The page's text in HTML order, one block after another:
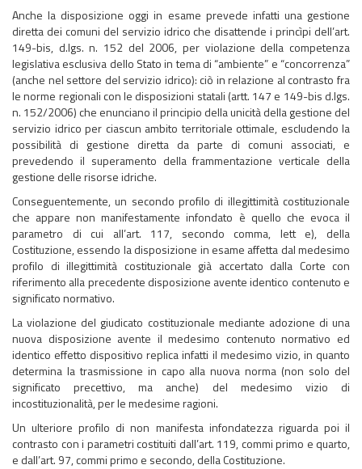
Anche la disposizione oggi in esame prevede infatti una gestione
diretta dei comuni del servizio idrico che disattende i princìpi dell’art.
149-bis, d.lgs. n. 152 del 2006, per violazione della competenza
legislativa esclusiva dello Stato in tema di “ambiente” e “concorrenza”
(anche nel settore del servizio idrico): ciò in relazione al contrasto fra
le norme regionali con le disposizioni statali (artt. 147 e 149-bis d.lgs.
n. 152/2006) che enunciano il principio della unicità della gestione del
servizio idrico per ciascun ambito territoriale ottimale, escludendo la
possibilità di gestione diretta da parte di comuni associati, e
prevedendo il superamento della frammentazione verticale della
gestione delle risorse idriche.
Conseguentemente, un secondo profilo di illegittimità costituzionale
che appare non manifestamente infondato è quello che evoca il
parametro di cui all’art. 117, secondo comma, lett e), della
Costituzione, essendo la disposizione in esame affetta dal medesimo
profilo di illegittimità costituzionale già accertato dalla Corte con
riferimento alla precedente disposizione avente identico contenuto e
significato normativo.
La violazione del giudicato costituzionale mediante adozione di una
nuova disposizione avente il medesimo contenuto normativo ed
identico effetto dispositivo replica infatti il medesimo vizio, in quanto
determina la trasmissione in capo alla nuova norma (non solo del
significato precettivo, ma anche) del medesimo vizio di
incostituzionalità, per le medesime ragioni.
Un ulteriore profilo di non manifesta infondatezza riguarda poi il
contrasto con i parametri costituiti dall’art. 119, commi primo e quarto,
e dall’art. 97, commi primo e secondo, della Costituzione.